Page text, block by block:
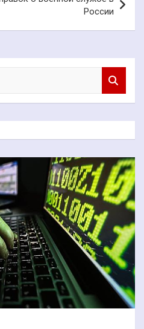
России